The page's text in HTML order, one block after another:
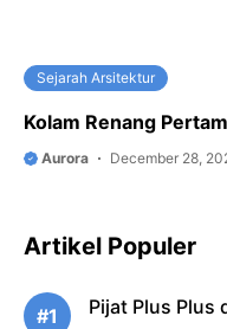
Sejarah Arsitektur
Kolam Renang
Aurora December 28,
Artikel Populer
#1 Pijat Plus Plus